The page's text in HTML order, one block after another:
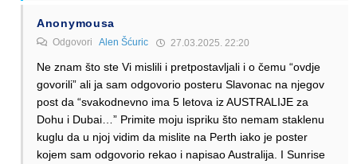
Anonymousa
Odgovori Alen Šćuric 27.03.2025. 22:20
Ne znam što ste Vi mislili i pretpostavljali i o čemu “ovdje
govorili” ali ja sam odgovorio posteru Slavonac na njegov
post da “svakodnevno ima 5 letova iz AUSTRALIJE za
Dohu i Dubai…” Primite moju ispriku što nemam staklenu
kuglu da u njoj vidim da mislite na Perth iako je poster
kojem sam odgovorio rekao i napisao Australija. I Sunrise